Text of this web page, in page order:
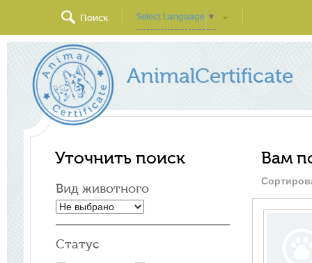
Поиск Select Language ▼
AnimalCertificate
Уточнить поиск
Вид животного
Статус
Вам